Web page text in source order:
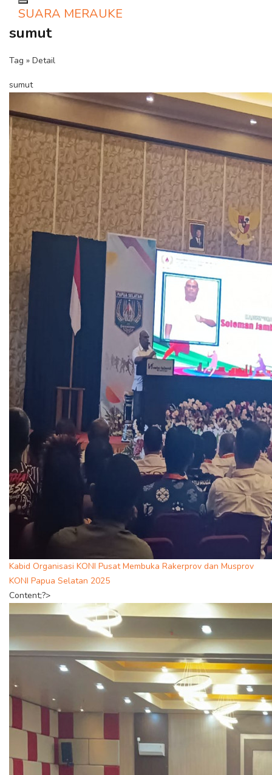
Toggle navigation
SUARA MERAUKE
sumut
Tag » Detail
sumut
Kabid Organisasi KONI Pusat Membuka Rakerprov dan Musprov
KONI Papua Selatan 2025
Content;?>